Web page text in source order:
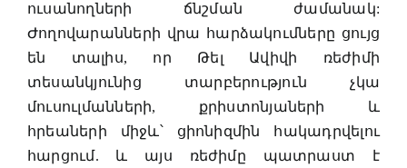
ուսանողների ճնշման ժամանակ:
Ժողովարանների վրա հարձակումները ցույց
են տալիս, որ Թել Ավիվի ռեժիմի
տեսանկյունից տարբերություն չկա
մուսուլմանների, քրիստոնյաների և
հրեաների միջև՝ ցիոնիզմին հակադրվելու
հարցում. և այս ռեժիմը պատրաստ է